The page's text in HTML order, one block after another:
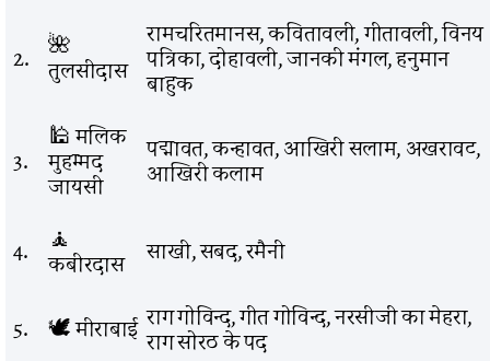
2. 🌺
तुलसीदास
रामचरितमानस, कवितावली, गीतावली, विनय
पत्रिका, दोहावली, जानकी मंगल, हनुमान
बाहुक
3.
🕌 मलिक
मुहम्मद
जायसी
पद्मावत, कन्हावत, आखिरी सलाम, अखरावट,
आखिरी कलाम
4. 🧘
कबीरदास साखी, सबद, रमैनी
5. 🕊️ मीराबाई राग गोविन्द, गीत गोविन्द, नरसीजी का मेहरा,
राग सोरठ के पद